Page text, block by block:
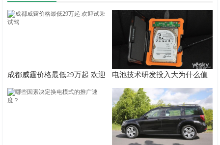
成都威霆价格最低29万起 欢迎
试乘试驾
电池技术研发投入大为什么值
得投资？